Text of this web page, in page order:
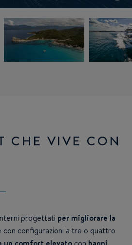
CHE VIVE CON
progettati per migliorare la
con configurazioni a tre o quattro